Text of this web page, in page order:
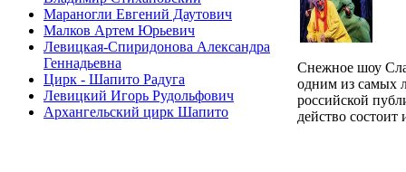
Мараногли Евгений Даутович
Малков Артем Юрьевич
Левицкая-Спиридонова Александра
Геннадьевна
Цирк - Шапито Радуга
Левицкий Игорь Рудольфович
Архангельский цирк Шапито
Снежное шоу
одним из самых
российской
действо состоит